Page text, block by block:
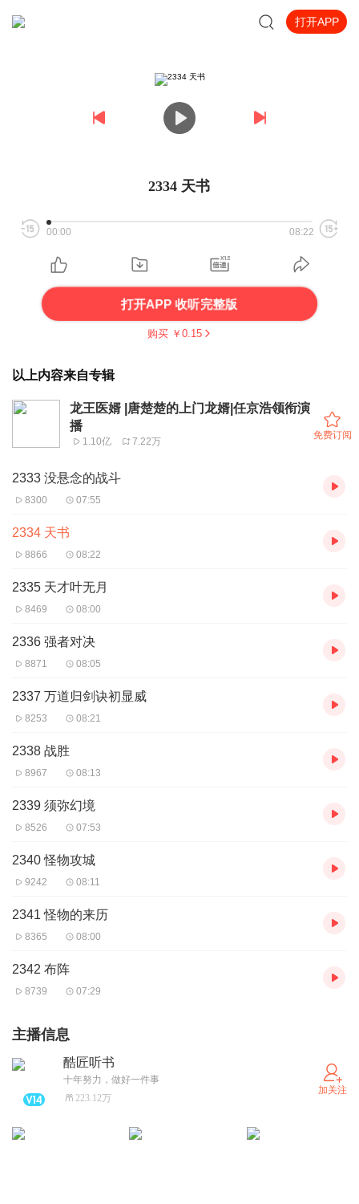
打开APP
2334 天书
00:00 08:22
打开APP 收听完整版
购买 ￥ 0.15
以上内容来自专辑
龙王医婿 |唐楚楚的上门龙婿|任京浩领衔演
播
1.10亿 7.22万
免费订阅
2333 没悬念的战斗
8300 07:55
2334 天书
8866 08:22
2335 天才叶无月
8469 08:00
2336 强者对决
8871 08:05
2337 万道归剑诀初显威
8253 08:21
2338 战胜
8967 08:13
2339 须弥幻境
8526 07:53
2340 怪物攻城
9242 08:11
2341 怪物的来历
8365 08:00
2342 布阵
8739 07:29
主播信息
酷匠听书
十年努力，做好一件事
223.12万
加关注